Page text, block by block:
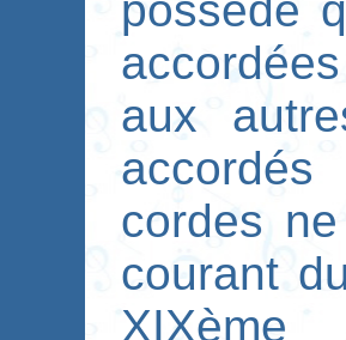
possède
aux
cordes
courant